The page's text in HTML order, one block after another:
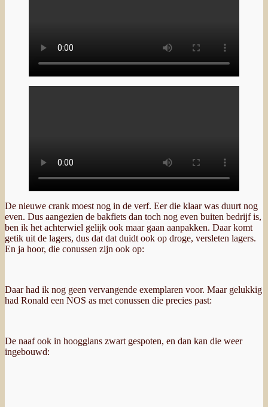
De nieuwe crank moest nog in de verf. Eer die klaar was duurt nog
even. Dus aangezien de bakfiets dan toch nog even buiten bedrijf is,
ben ik het achterwiel gelijk ook maar gaan aanpakken. Daar komt
getik uit de lagers, dus dat dat duidt ook op droge, versleten lagers.
En ja hoor, die conussen zijn ook op:
Daar had ik nog geen vervangende exemplaren voor. Maar gelukkig
had Ronald een NOS as met conussen die precies past:
De naaf ook in hoogglans zwart gespoten, en dan kan die weer
ingebouwd: